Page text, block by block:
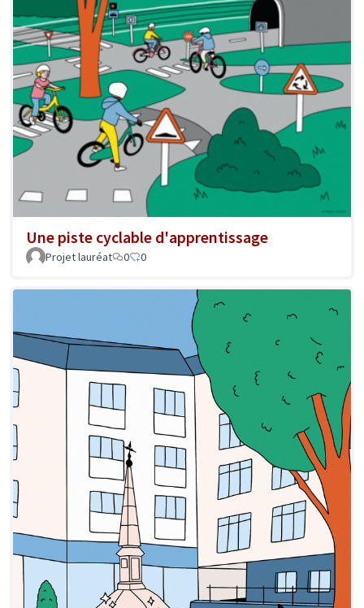
Une piste cyclable d'apprentissage
Projet lauréat 0 0